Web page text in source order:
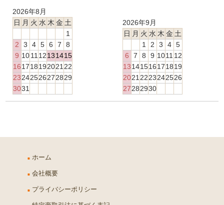
2026年8月
日 月 火 水 木 金 土
1
2
3 4 5 6 7
8
9 1011 12131415
161718192021 22
23242526272829
3031
2026年9月
日 月 火 水 木 金 土
1
2 3 4 5
6
7 8 9 1011 12
13141516171819
2021 2223242526
27282930
ホーム
会社概要
プライバシーポリシー